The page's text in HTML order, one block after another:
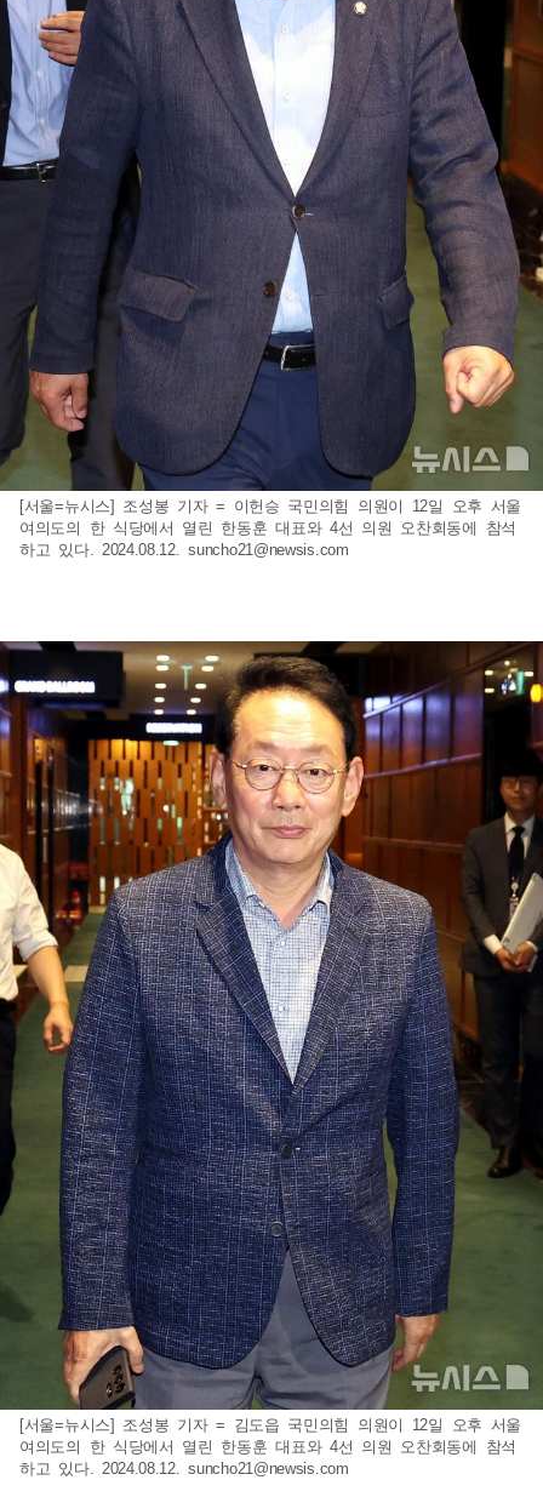
[서울=뉴시스] 조성봉 기자 = 이헌승 국민의힘 의원이 12일 오후 서울
여의도의 한 식당에서 열린 한동훈 대표와 4선 의원 오찬회동에 참석
하고 있다. 2024.08.12.suncho21@newsis.com
[서울=뉴시스] 조성봉 기자 = 김도읍 국민의힘 의원이 12일 오후 서울
여의도의 한 식당에서 열린 한동훈 대표와 4선 의원 오찬회동에 참석
하고 있다. 2024.08.12.suncho21@newsis.com